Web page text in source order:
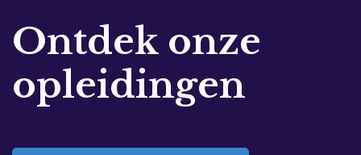
Ontdek onze
opleidingen